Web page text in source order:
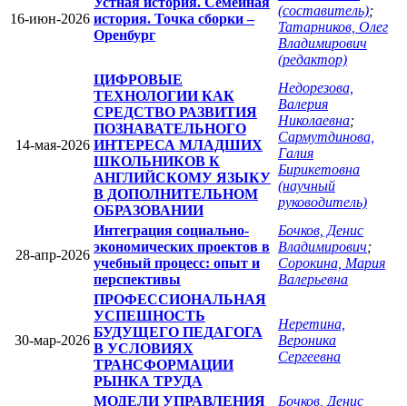
16-июн-2026 история. Точка сборки –
Оренбург
(составитель);
Татарников, Олег
Владимирович
(редактор)
14-мая-2026
ЦИФРОВЫЕ
ТЕХНОЛОГИИ КАК
СРЕДСТВО РАЗВИТИЯ
ПОЗНАВАТЕЛЬНОГО
ИНТЕРЕСА МЛАДШИХ
ШКОЛЬНИКОВ К
АНГЛИЙСКОМУ ЯЗЫКУ
В ДОПОЛНИТЕЛЬНОМ
ОБРАЗОВАНИИ
Недорезова,
Валерия
Николаевна;
Сармутдинова,
Галия
Бирикетовна
(научный
руководитель)
28-апр-2026
Интеграция социально-
экономических проектов в
учебный процесс: опыт и
перспективы
Бочков, Денис
Владимирович;
Сорокина, Мария
Валерьевна
30-мар-2026
ПРОФЕССИОНАЛЬНАЯ
УСПЕШНОСТЬ
БУДУЩЕГО ПЕДАГОГА
В УСЛОВИЯХ
ТРАНСФОРМАЦИИ
РЫНКА ТРУДА
Неретина,
Вероника
Сергеевна
МОДЕЛИ УПРАВЛЕНИЯ Бочков, Денис